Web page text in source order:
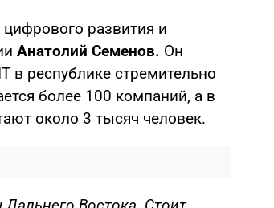
развития и
Анатолий Семенов. Он
в республике стремительно
более 100 компаний, а в
около 3 тысяч человек.